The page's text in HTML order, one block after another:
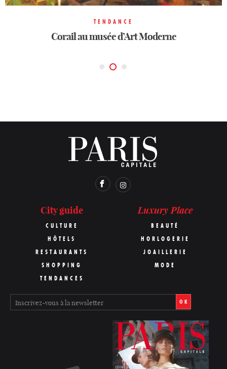
TENDANCE
Rooftop La Fondation
TENDANCE
Corail au musée d’Art Moderne
TENDANCE
Rosa Bonheur bois de Vincennes
City guide
CULTURE
HÔTELS
RESTAURANTS
SHOPPING
TENDANCES
Luxury Place
BEAUTÉ
HORLOGERIE
JOAILLERIE
MODE
OK